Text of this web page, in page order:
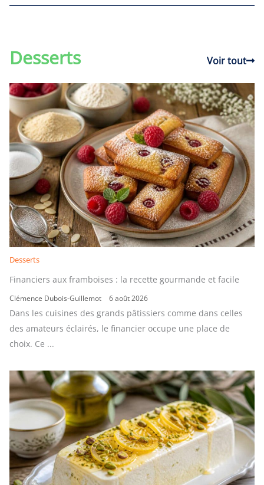
Desserts Voir tout
Desserts
Financiers aux framboises : la recette gourmande et facile
Clémence Dubois-Guillemot 6 août 2026
Dans les cuisines des grands pâtissiers comme dans celles
des amateurs éclairés, le financier occupe une place de
choix. Ce ...